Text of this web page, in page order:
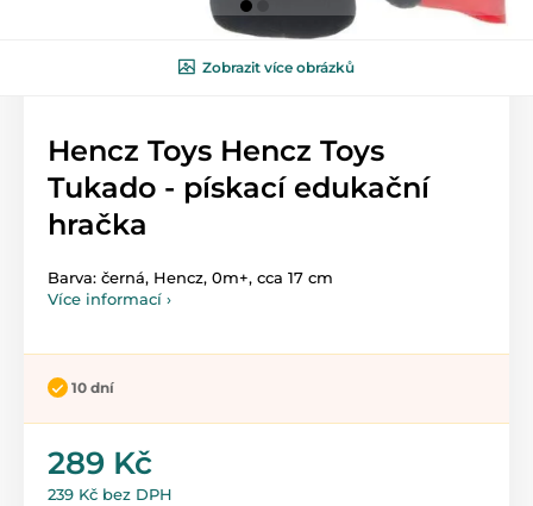
Zobrazit více obrázků
Hencz Toys Hencz Toys
Tukado - pískací edukační
hračka
Barva: černá, Hencz, 0m+, cca 17 cm
Více informací ›
10 dní
289 Kč
239 Kč bez DPH